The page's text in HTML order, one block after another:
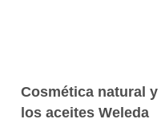
Cosmética natural
los aceites Weleda